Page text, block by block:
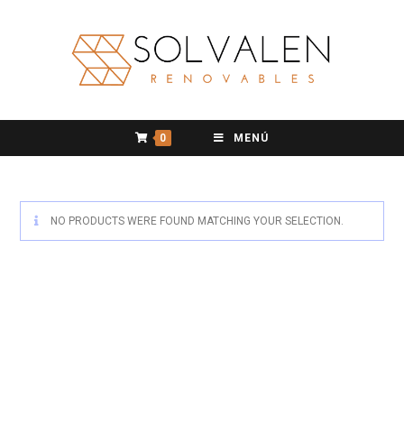
0 MENÚ
NO PRODUCTS WERE FOUND MATCHING YOUR SELECTION.